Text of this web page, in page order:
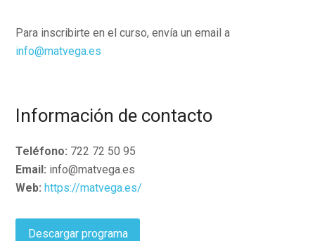
Para inscribirte en el curso, envía un email a
info@matvega.es
Información de contacto
Teléfono: 722 72 50 95
Email: info@matvega.es
Web: https://matvega.es/
Descargar programa